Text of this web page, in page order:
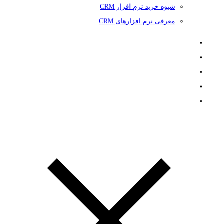
شیوه خرید نرم افزار CRM
معرفی نرم افزارهای CRM